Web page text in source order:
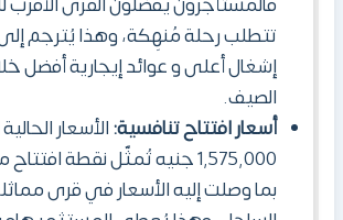
تتطلب رحلة مُنهِكة، وهذا يُترجم
إشغال أعلى و عوائد إيجارية أفضل
الصيف.
أسعار افتتاح تنافسية:الأسعار
1,575,000 جنيه تُمثّل نقطة
بما وصلت إليه الأسعار في قرى